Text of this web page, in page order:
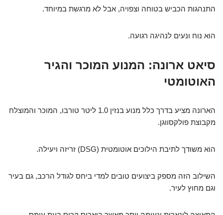
התנהגות הכביש בטוחה וצפויה, אבל לא מרגשת במיוחד.
הוא נוח ונעים לנהיגה רגועה.
סיאט ארונה: המנוע המוכר והגיר
האוטומטי
הארונה מציע בדרך כלל מנוע בנזין 1.0 ליטר טורבו, המוכר והמוצלח
מקבוצת פולקסווגן.
הוא משודך לתיבת הילוכים אוטומטית (DSG) זריזה ויעילה.
השילוב הזה מספק ביצועים טובים למדי ביחס לגודל הרכב, גם בעיר
וגם מחוץ לעיר.